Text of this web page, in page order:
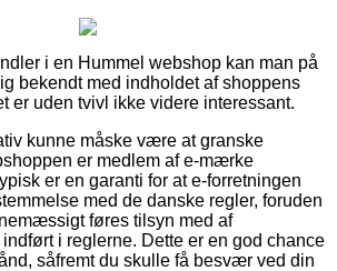
i en Hummel webshop kan man på
bekendt med indholdet af shoppens
er uden tvivl ikke videre interessant.
kunne måske være at granske
er medlem af e-mærke
er en garanti for at e-forretningen
med de danske regler, foruden
føres tilsyn med af
i reglerne. Dette er en god chance
såfremt du skulle få besvær ved din